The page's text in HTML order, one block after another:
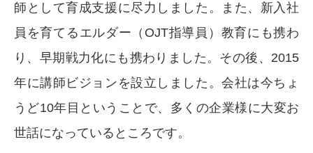
師として育成支援に尽力しました。また、新入社
員を育てるエルダー（OJT指導員）教育にも携わ
り、早期戦力化にも携わりました。その後、2015
年に講師ビジョンを設立しました。会社は今ちょ
うど10年目ということで、多くの企業様に大変お
世話になっているところです。